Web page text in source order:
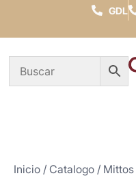
GDL
Inicio / Catalogo / Mittos